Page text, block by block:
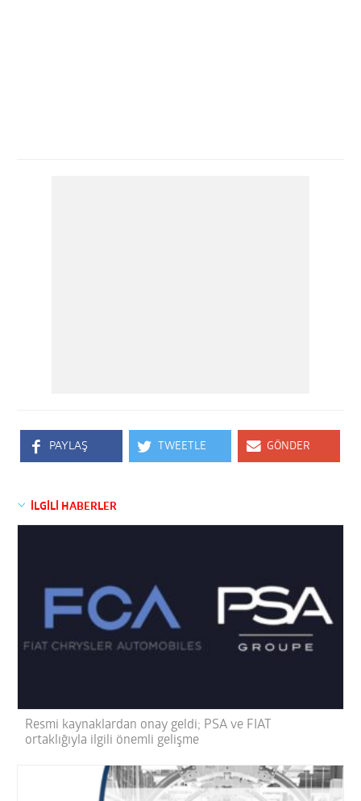
PAYLAŞ TWEETLE GÖNDER
İLGİLİ HABERLER
Resmi kaynaklardan onay geldi; PSA ve FIAT
ortaklığıyla ilgili önemli gelişme